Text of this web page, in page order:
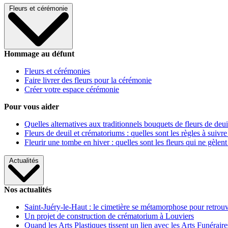
Fleurs et cérémonie
Hommage au défunt
Fleurs et cérémonies
Faire livrer des fleurs pour la cérémonie
Créer votre espace cérémonie
Pour vous aider
Quelles alternatives aux traditionnels bouquets de fleurs de
Fleurs de deuil et crématoriums : quelles sont les règles à
Fleurir une tombe en hiver : quelles sont les fleurs qui ne gèlent
Actualités
Nos actualités
Saint-Juéry-le-Haut : le cimetière se métamorphose pour
Un projet de construction de crématorium à Louviers
Quand les Arts Plastiques tissent un lien avec les Arts